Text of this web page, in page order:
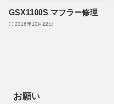
GSX1100S マフラー修理
2016年10月22日
お願い